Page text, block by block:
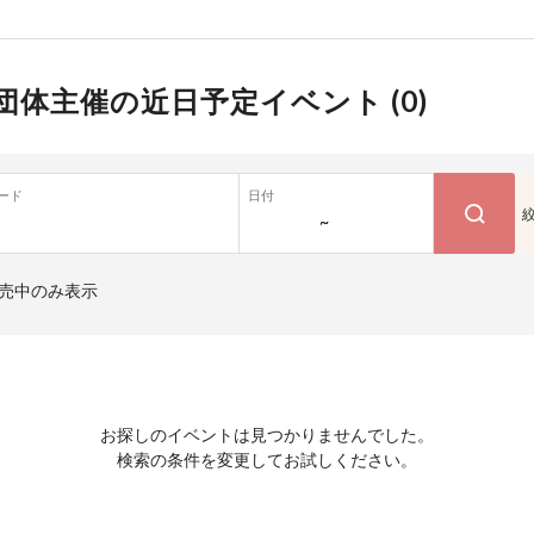
体主催の近日予定イベント (0)
ド 日付
~
中のみ表示
お探しのイベントは見つかりませんでした。
検索の条件を変更してお試しください。